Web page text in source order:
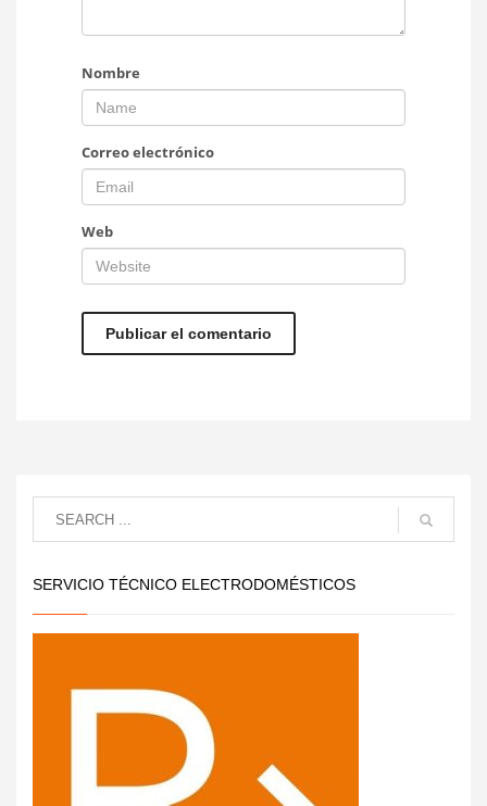
Nombre
Correo electrónico
Web
SERVICIO TÉCNICO ELECTRODOMÉSTICOS